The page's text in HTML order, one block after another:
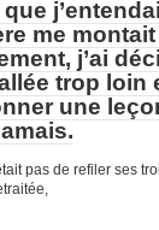
me montait
j’ai
trop loin
une
pas de refiler ses